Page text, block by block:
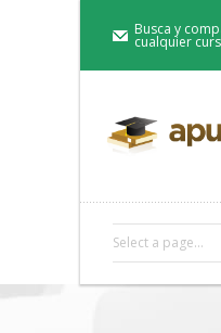
Busca y
cualquier
Select a page...